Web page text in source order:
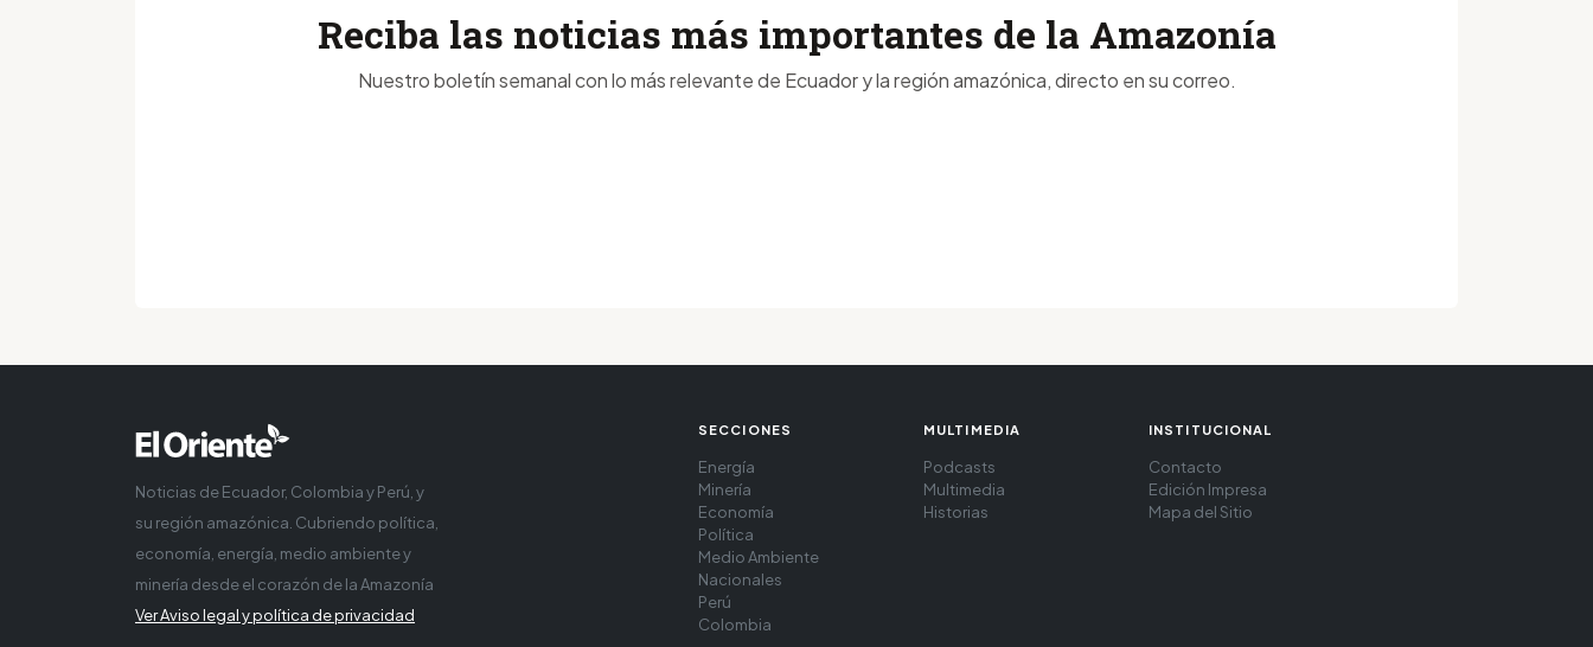
Reciba las noticias más importantes de la Amazonía
Nuestro boletín semanal con lo más relevante de Ecuador y la región amazónica, directo en su correo.
Noticias de Ecuador, Colombia y Perú, y
su región amazónica. Cubriendo política,
economía, energía, medio ambiente y
minería desde el corazón de la Amazonía
Ver Aviso legal y política de privacidad
SECCIONES
Energía
Minería
Economía
Política
Medio Ambiente
Nacionales
Perú
Colombia
MULTIMEDIA
Podcasts
Multimedia
Historias
INSTITUCIONAL
Contacto
Edición Impresa
Mapa del Sitio